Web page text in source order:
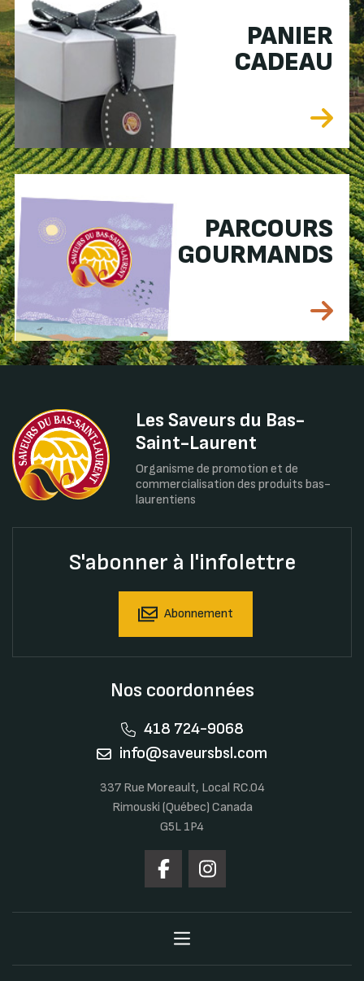
PANIER
CADEAU
PARCOURS
GOURMANDS
Les Saveurs du Bas-
Saint-Laurent
Organisme de promotion et de
commercialisation des produits bas-
laurentiens
S'abonner à l'infolettre
Abonnement
Nos coordonnées
418 724-9068
info@saveursbsl.com
337 Rue Moreault, Local RC.04
Rimouski (Québec) Canada
G5L 1P4